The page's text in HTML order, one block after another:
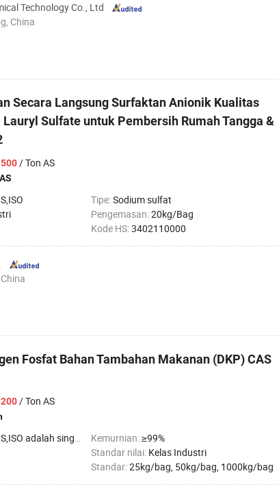
Technology Co., Ltd
China
Secara Langsung Surfaktan Anionik Kualitas
Sulfate untuk Pembersih Rumah Tangga &
/ Ton AS
Tipe:Sodium sulfat
Pengemasan:20kg/Bag
Kode HS:3402110000
Fosfat Bahan Tambahan Makanan (DKP) CAS
/ Ton AS
International Organization for Standardization. Kemurnian:≥99%
Standar nilai: Kelas Industri
Standar:25kg/bag, 50kg/bag, 1000kg/bag